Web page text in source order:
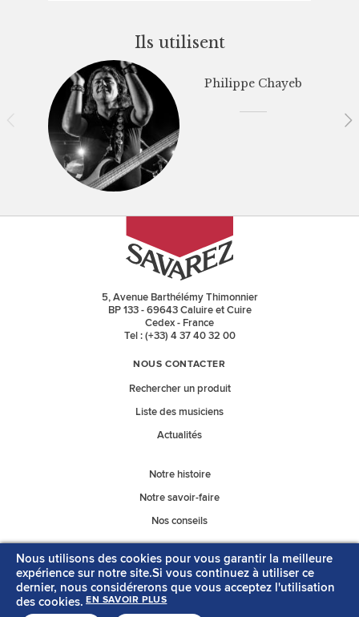
Ils utilisent
Philippe Chayeb
5, Avenue Barthélémy Thimonnier
BP 133 - 69643 Caluire et Cuire
Cedex - France
Tel : (+33) 4 37 40 32 00
NOUS CONTACTER
Rechercher un produit
Liste des musiciens
Actualités
Notre histoire
Notre savoir-faire
Nos conseils
Nos catalogues
Nous utilisons des cookies pour vous garantir la meilleure
expérience sur notre site.Si vous continuez à utiliser ce
dernier, nous considérerons que vous acceptez l'utilisation
des cookies. EN SAVOIR PLUS